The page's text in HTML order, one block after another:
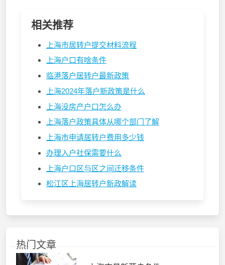
相关推荐
上海市居转户提交材料流程
上海户口有啥条件
临港落户居转户最新政策
上海2024年落户新政策是什么
上海没房产户口怎么办
上海落户政策具体从哪个部门了解
上海市申请居转户费用多少钱
办理入户社保需要什么
上海户口区与区之间迁移条件
松江区上海居转户新政解读
热门文章